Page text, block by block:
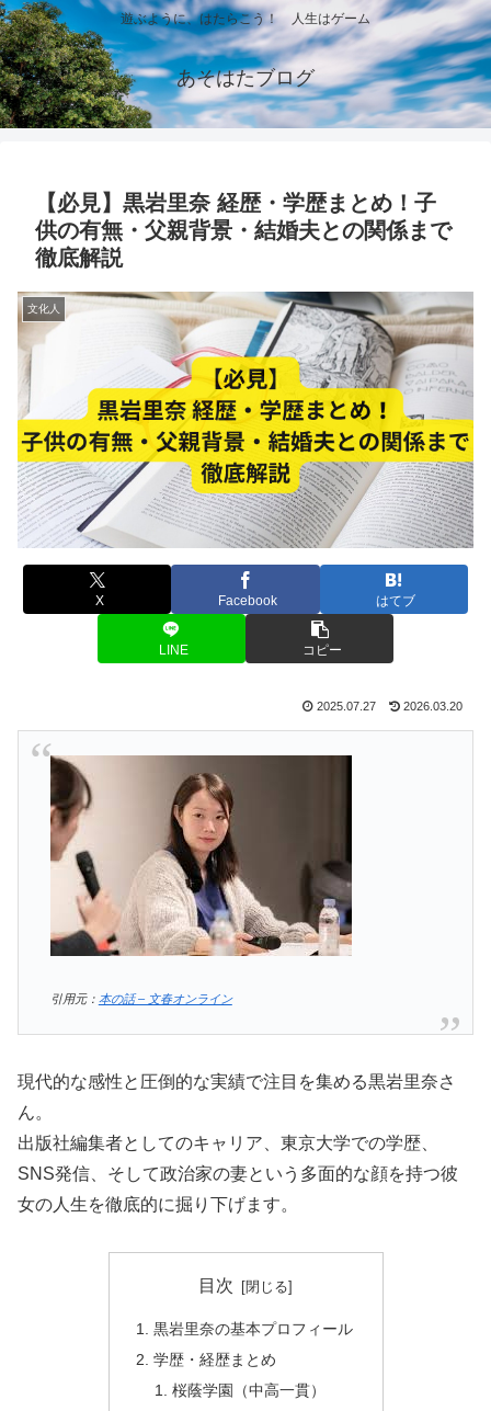
遊ぶように、はたらこう！ 人生はゲーム
あそはたブログ
【必見】黒岩里奈 経歴・学歴まとめ！子
供の有無・父親背景・結婚夫との関係まで
徹底解説
文化人
X Facebook はてブ
LINE コピー
2025.07.27 2026.03.20
引用元： 本の話 – 文春オンライン
現代的な感性と圧倒的な実績で注目を集める黒岩里奈さ
ん。
出版社編集者としてのキャリア、東京大学での学歴、
SNS発信、そして政治家の妻という多面的な顔を持つ彼
女の人生を徹底的に掘り下げます。
目次
黒岩里奈の基本プロフィール
学歴・経歴まとめ
桜蔭学園（中高一貫）